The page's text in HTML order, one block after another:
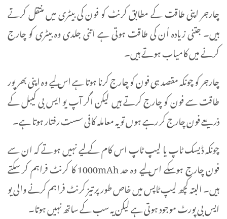
چارجر اپنی طاقت کے مطابق کرنٹ کو فون کی بیٹری میں منتقل کرتے
ہیں۔ جتنی زیادہ اُن کی طاقت ہوتی ہے اتنی جلدی وہ بیٹری کو چارج
کرنے میں کامیاب ہوتے ہیں۔
چارجر کو چونکہ مقصد ہی فون کو چارج کرنا ہوتا ہے اس لیے وہ اپنی بھرپور
طاقت سے فون کو چارج کرتے ہیں لیکن اگر آپ یو ایس بی کیبل کے
ذریعے فون چارج کر رہے ہوں تو یہ معاملہ کافی سست رفتار ہوتا ہے۔
چونکہ ڈیسک ٹاپ یا لیپ ٹاپ اس کام کے لیے نہیں ہوتے کہ ان سے
فون چارج ہو سکے اس لیے وہ حد 1000mAh کا کرنٹ فراہم کر سکتے
ہیں۔ البتہ کچھ لیپ ٹاپس میں خاص طور پر تیز کرنٹ فراہم کرنے والی یو
ایس بی پورٹ موجود ہوتی ہے لیکن یہ سب کے ساتھ نہیں ہوتا۔